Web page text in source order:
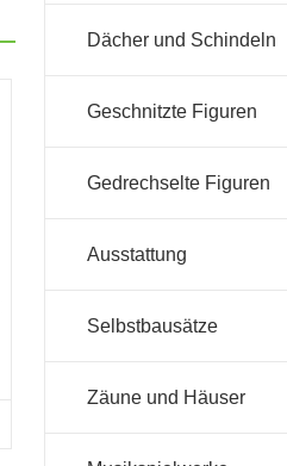
Dächer und Schindeln
Geschnitzte Figuren
Gedrechselte Figuren
Ausstattung
Selbstbausätze
Zäune und Häuser